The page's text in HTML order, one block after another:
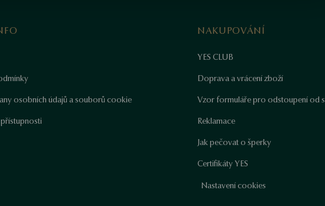
osobních údajů a souborů cookie
NAKUPOVÁNÍ
YES CLUB
Doprava a vrácení zboží
Vzor formuláře pro odstoupení od
Reklamace
Jak pečovat o šperky
Certifikáty YES
Nastavení cookies